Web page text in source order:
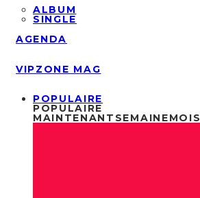
ALBUM
SINGLE
AGENDA
VIPZONE MAG
POPULAIRE
POPULAIRE
MAINTENANT SEMAINEMOIS